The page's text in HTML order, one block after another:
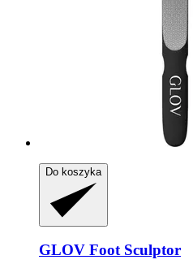
Do koszyka
GLOV Foot Sculptor